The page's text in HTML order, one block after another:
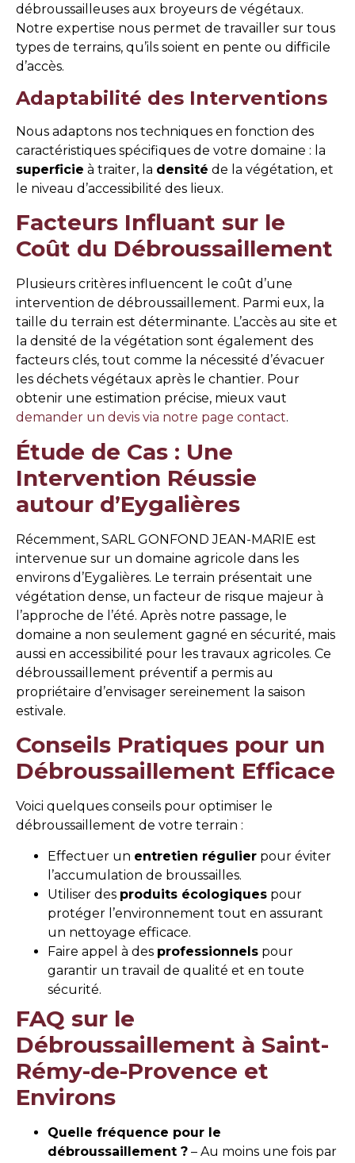
débroussailleuses aux broyeurs de végétaux.
Notre expertise nous permet de travailler sur tous
types de terrains, qu’ils soient en pente ou difficile
d’accès.
Adaptabilité des Interventions
Nous adaptons nos techniques en fonction des
caractéristiques spécifiques de votre domaine : la
superficie à traiter, la densité de la végétation, et
le niveau d’accessibilité des lieux.
Facteurs Influant sur le
Coût du Débroussaillement
Plusieurs critères influencent le coût d’une
intervention de débroussaillement. Parmi eux, la
taille du terrain est déterminante. L’accès au site et
la densité de la végétation sont également des
facteurs clés, tout comme la nécessité d’évacuer
les déchets végétaux après le chantier. Pour
obtenir une estimation précise, mieux vaut
demander un devis via notre page contact.
Étude de Cas : Une
Intervention Réussie
autour d’Eygalières
Récemment, SARL GONFOND JEAN-MARIE est
intervenue sur un domaine agricole dans les
environs d’Eygalières. Le terrain présentait une
végétation dense, un facteur de risque majeur à
l’approche de l’été. Après notre passage, le
domaine a non seulement gagné en sécurité, mais
aussi en accessibilité pour les travaux agricoles. Ce
débroussaillement préventif a permis au
propriétaire d’envisager sereinement la saison
estivale.
Conseils Pratiques pour un
Débroussaillement Efficace
Voici quelques conseils pour optimiser le
débroussaillement de votre terrain :
Effectuer un entretien régulier pour éviter
l’accumulation de broussailles.
Utiliser des produits écologiques pour
protéger l’environnement tout en assurant
un nettoyage efficace.
Faire appel à des professionnels pour
garantir un travail de qualité et en toute
sécurité.
FAQ sur le
Débroussaillement à Saint-
Rémy-de-Provence et
Environs
Quelle fréquence pour le
débroussaillement ? – Au moins une fois par